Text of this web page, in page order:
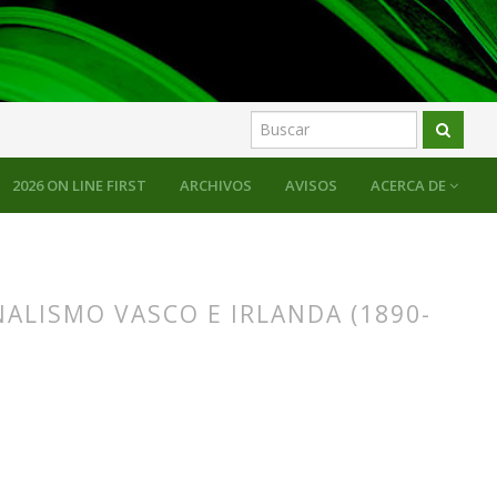
2026 ON LINE FIRST ARCHIVOS AVISOS ACERCA DE
VASCO E IRLANDA (1890-